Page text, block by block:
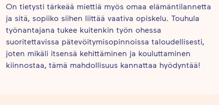
On tietysti tärkeää miettiä myös omaa elämäntilannetta
ja sitä, sopiiko siihen liittää vaativa opiskelu. Touhula
työnantajana tukee kuitenkin työn ohessa
suoritettavissa pätevöitymisopinnoissa taloudellisesti,
joten mikäli itsensä kehittäminen ja kouluttaminen
kiinnostaa, tämä mahdollisuus kannattaa hyödyntää!